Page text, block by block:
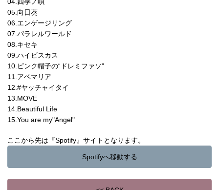
05.向日葵
06.エンゲージリング
07.パラレルワールド
08.キセキ
09.ハイビスカス
10.ピンク帽子の“ドレミファソ”
11.アベマリア
12.#ヤッチャイタイ
13.MOVE
14.Beautiful Life
15.You are my"Angel"
ここから先は『Spotify』サイトとなります。
Spotifyへ移動する